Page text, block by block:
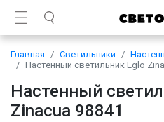
Главная Светильники
Настенный светильник Eglo
Настенный
Zinacua 98841